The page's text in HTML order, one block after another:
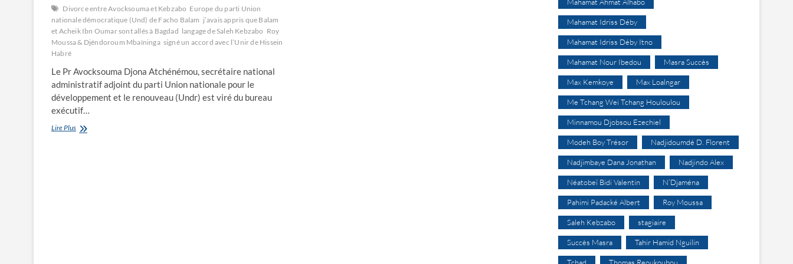
Divorce entre Avocksouma et Kebzabo Europe du parti Union
nationale démocratique (Und) de Facho Balam j’avais appris que Balam
et Acheik Ibn Oumar sont allés à Bagdad langage de Saleh Kebzabo Roy
Moussa & Djéndoroum Mbaïninga signé un accord avec l’Unir de Hissein
Habré
Le Pr Avocksouma Djona Atchénémou, secrétaire national
administratif adjoint du parti Union nationale pour le
développement et le renouveau (Undr) est viré du bureau
exécutif…
Lire PlusDivorce
Mahamat Idriss Déby
Mahamat Idriss Déby Itno
Mahamat Nour Ibedou Masra Succès
Max Kemkoye Max Loalngar
Me Tchang Wei Tchang Houloulou
Minnamou Djobsou Ezechiel
Modeh Boy Trésor Nadjidoumdé D. Florent
Nadjimbaye Dana Jonathan Nadjindo Alex
Néatobeï Bidi Valentin N’Djaména
Pahimi Padacké Albert Roy Moussa
Saleh Kebzabo stagiaire
Succès Masra Tahir Hamid Nguilin